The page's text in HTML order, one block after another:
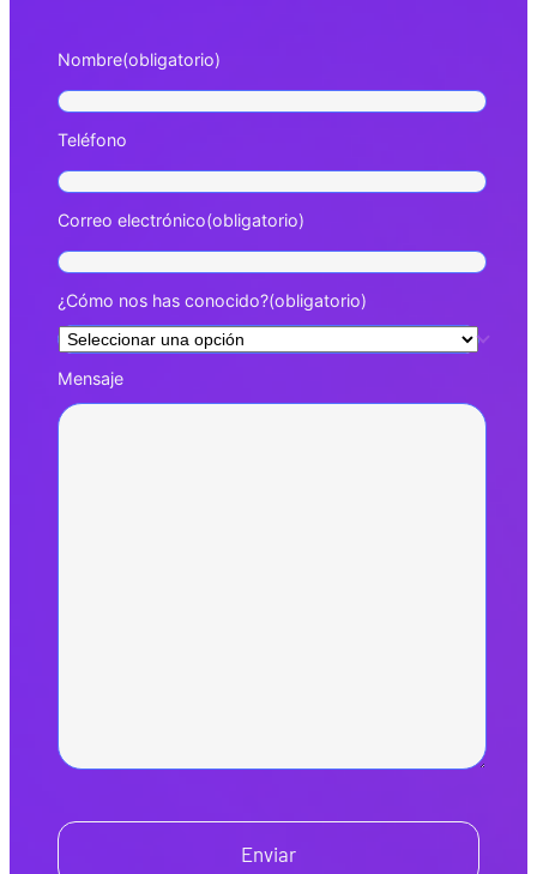
Nombre(obligatorio)
Teléfono
Correo electrónico(obligatorio)
¿Cómo nos has conocido?(obligatorio)
Mensaje
Enviar